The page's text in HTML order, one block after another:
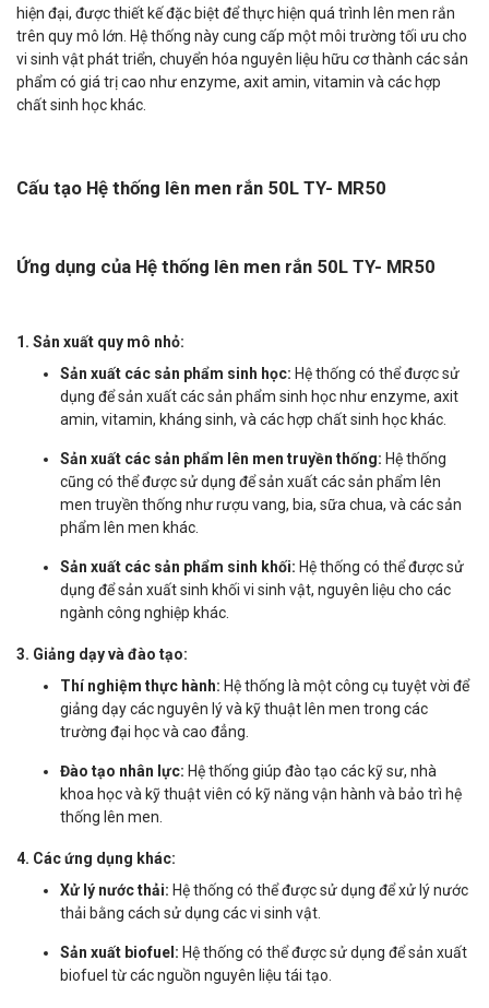
hiện đại, được thiết kế đặc biệt để thực hiện quá trình lên men rắn
trên quy mô lớn. Hệ thống này cung cấp một môi trường tối ưu cho
vi sinh vật phát triển, chuyển hóa nguyên liệu hữu cơ thành các sản
phẩm có giá trị cao như enzyme, axit amin, vitamin và các hợp
chất sinh học khác.
Cấu tạo Hệ thống lên men rắn 50L TY- MR50
Ứng dụng của Hệ thống lên men rắn 50L TY- MR50
1. Sản xuất quy mô nhỏ:
Sản xuất các sản phẩm sinh học: Hệ thống có thể được sử
dụng để sản xuất các sản phẩm sinh học như enzyme, axit
amin, vitamin, kháng sinh, và các hợp chất sinh học khác.
Sản xuất các sản phẩm lên men truyền thống: Hệ thống
cũng có thể được sử dụng để sản xuất các sản phẩm lên
men truyền thống như rượu vang, bia, sữa chua, và các sản
phẩm lên men khác.
Sản xuất các sản phẩm sinh khối: Hệ thống có thể được sử
dụng để sản xuất sinh khối vi sinh vật, nguyên liệu cho các
ngành công nghiệp khác.
3. Giảng dạy và đào tạo:
Thí nghiệm thực hành: Hệ thống là một công cụ tuyệt vời để
giảng dạy các nguyên lý và kỹ thuật lên men trong các
trường đại học và cao đẳng.
Đào tạo nhân lực: Hệ thống giúp đào tạo các kỹ sư, nhà
khoa học và kỹ thuật viên có kỹ năng vận hành và bảo trì hệ
thống lên men.
4. Các ứng dụng khác:
Xử lý nước thải: Hệ thống có thể được sử dụng để xử lý nước
thải bằng cách sử dụng các vi sinh vật.
Sản xuất biofuel: Hệ thống có thể được sử dụng để sản xuất
biofuel từ các nguồn nguyên liệu tái tạo.